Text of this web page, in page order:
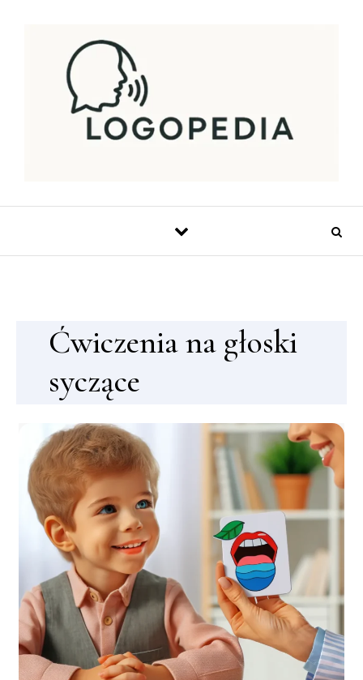
Ćwiczenia na głoski
syczące